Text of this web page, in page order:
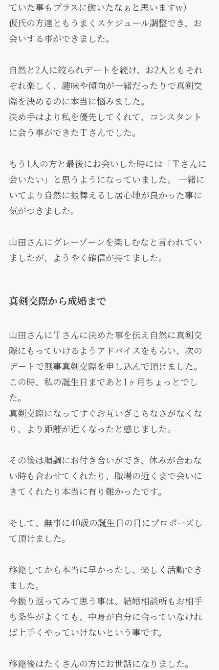
ていた事もプラスに働いたなぁと思いますw）
仮氏の方達ともうまくスケジュール調整でき、お
会いする事ができました。
自然と2人に絞られデートを続け、お2人ともそれ
ぞれ楽しく、趣味や傾向が一緒だったりで真剣交
際を決めるのに本当に悩みました。
決め手はより私を優先してくれて、コンスタント
に会う事ができたＴさんでした。
もう1人の方と最後にお会いした時には「Ｔさんに
会いたい」と思うようになっていました。 一緒に
いてより自然に振舞えるし居心地が良かった事に
気がつきました。
山田さんにグレーゾーンを楽しむなと言われてい
ましたが、ようやく確信が持てました。
真剣交際から成婚まで
山田さんにＴさんに決めた事を伝え自然に真剣交
際にもっていけるようアドバイスをもらい、次の
デートで無事真剣交際を申し込んで頂けました。
この時、私の誕生日まであと1ヶ月ちょっとでし
た。
真剣交際になってすぐお互いぎこちなさがなくな
り、より距離が近くなったと感じました。
その後は順調にお付き合いができ、休みが合わな
い時も合わせてくれたり、職場の近くまで会いに
きてくれたり本当に有り難かったです。
そして、 無事に40歳の誕生日の日にプロポーズし
て頂けました。
移籍してから本当に早かったし、楽しく活動でき
ました。
今振り返ってみて思う事は、結婚相談所もお相手
も条件がよくても、中身が自分に合っていなけれ
ば上手くやっていけないという事です。
移籍後はたくさんの方にお世話になりました。